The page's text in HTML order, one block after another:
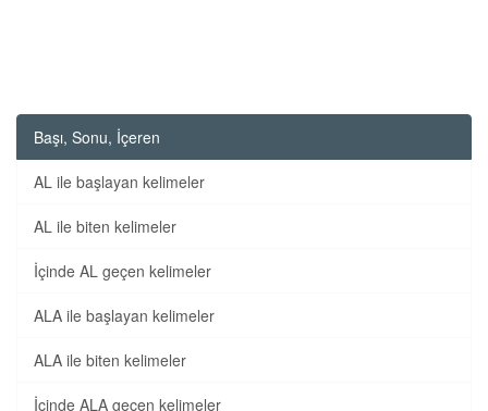
Başı, Sonu, İçeren
AL ile başlayan kelimeler
AL ile biten kelimeler
İçinde AL geçen kelimeler
ALA ile başlayan kelimeler
ALA ile biten kelimeler
İçinde ALA geçen kelimeler